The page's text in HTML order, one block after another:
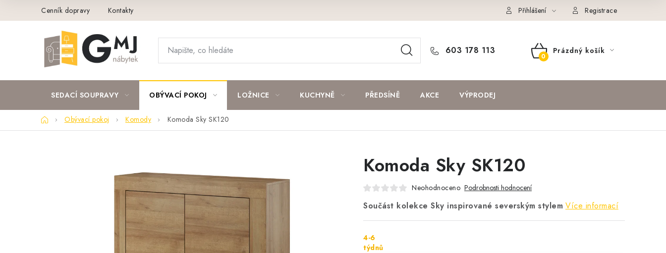
Cenník dopravy Kontakty Přihlášení Registrace
603 178 113
NÁKUPNÍ
Prázdný košík
SEDACÍ SOUPRAVY OBÝVACÍ POKOJ LOŽNICE KUCHYNĚ PŘEDSÍNĚ AKCE VÝPRODEJ
DomůObývací pokoj Komody Komoda Sky SK120
Komoda Sky SK120
Neohodnoceno Podrobnosti hodnocení
Součást kolekce Sky inspirované severským stylem Více informací
4-6
týdnů